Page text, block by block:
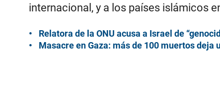
internacional, y a los países islámicos
Relatora de la ONU acusa a Israel de
Masacre en Gaza: más de 100 muertos